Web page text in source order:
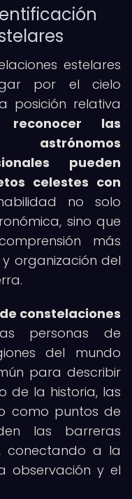
estelares
por el cielo
posición relativa
reconocer las
astrónomos
pueden
celestes con
no solo
sino que
más
organización del
constelaciones
personas de
del mundo
para describir
de la historia, las
como puntos de
las barreras
conectando a la
observación y el